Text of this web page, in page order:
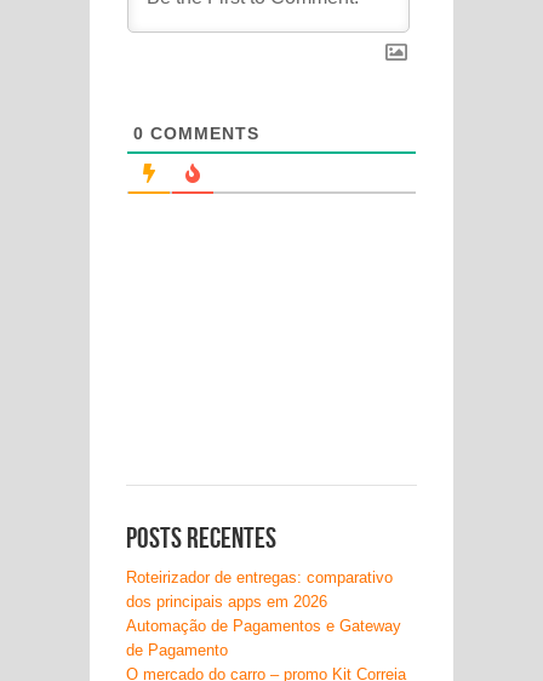
0 COMMENTS
Posts recentes
Roteirizador de entregas: comparativo
dos principais apps em 2026
Automação de Pagamentos e Gateway
de Pagamento
O mercado do carro – promo Kit Correia